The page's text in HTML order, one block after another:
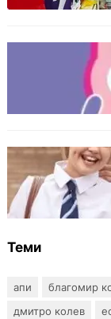
Теми
апи благомир
дмитро колев